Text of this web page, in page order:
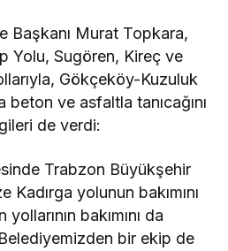
Başkanı Murat Topkara,
Yolu, Sugören, Kireç ve
Gökçeköy-Kuzuluk
beton ve asfaltla tanıcağını
de verdi:
Trabzon Büyükşehir
Kadırga yolunun bakımını
yollarının bakımını da
bir ekip de